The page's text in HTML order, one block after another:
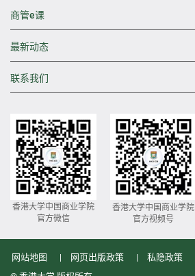
商管e课
最新动态
联系我们
香港大学中国商业学院
官方微信
香港大学中国商业学院
官方视频号
网站地图 网页出版政策
私隐政策